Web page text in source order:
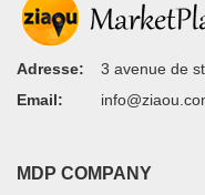
Adresse:
3 avenue de
Email:
MDP COMPANY